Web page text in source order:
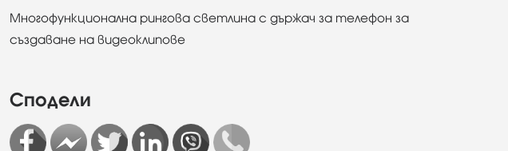
Многофункционална рингова светлина с държач за телефон за
създаване на видеоклипове
Сподели